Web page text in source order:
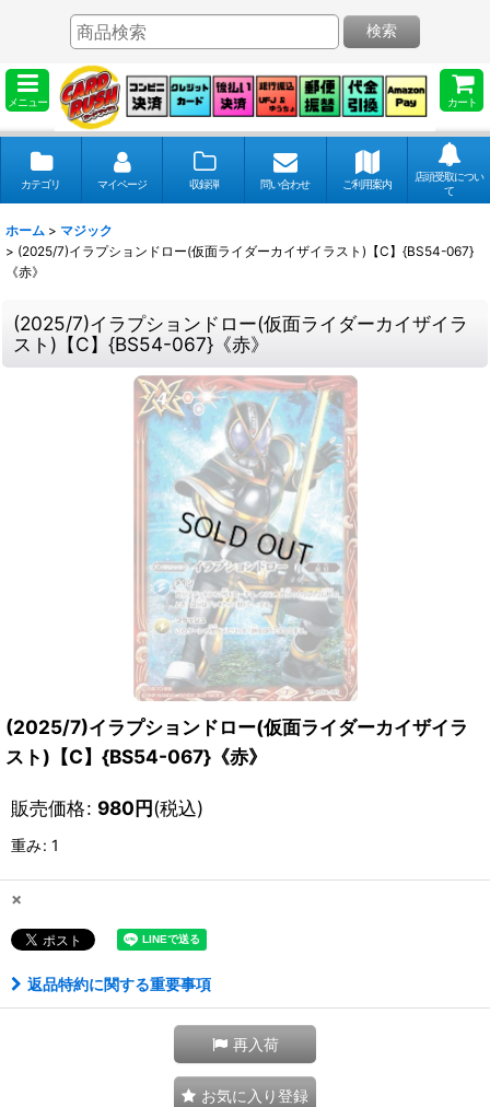
メニュー カート
検索
カテゴリ マイページ 収録弾 問い合わせ ご利用案内
店頭受取につい
て
ホーム > マジック
> (2025/7)イラプションドロー(仮面ライダーカイザイラスト)【C】{BS54-067}
《赤》
(2025/7)イラプションドロー(仮面ライダーカイザイラ
スト)【C】{BS54-067}《赤》
(2025/7)イラプションドロー(仮面ライダーカイザイラ
スト)【C】{BS54-067}《赤》
販売価格: 980円(税込)
重み: 1
×
返品特約に関する重要事項
再入荷
お気に入り登録